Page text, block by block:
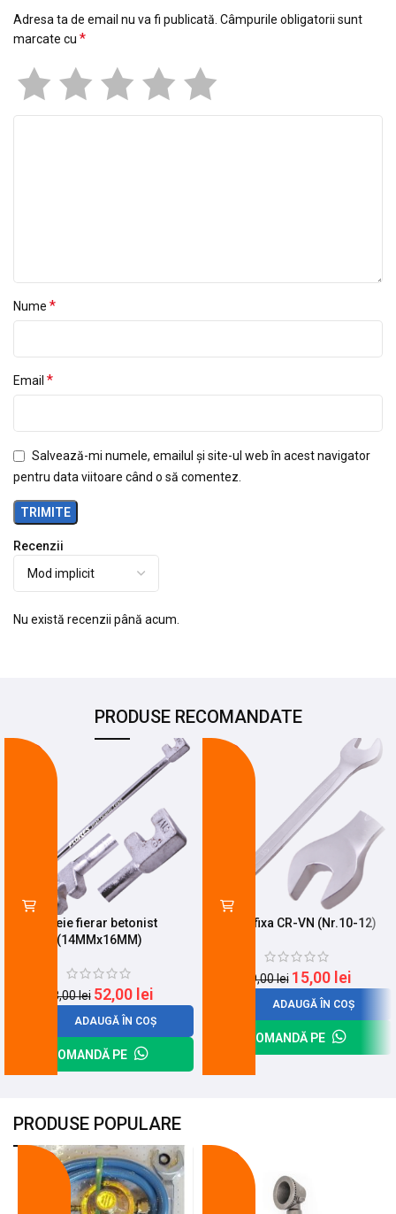
Recenzii
Nu există recenzii până acum.
Adresa ta de email nu va fi publicată. Câmpurile obligatorii sunt
marcate cu *
Nume *
Email *
Salvează-mi numele, emailul și site-ul web în acest navigator
pentru data viitoare când o să comentez.
PRODUSE RECOMANDATE
Cheie fierar betonist
(14MMx16MM)
68,00lei 52,00 lei
ADAUGĂ ÎN COȘ
COMANDĂ PE
Cheie fixa CR-VN (Nr.10-12)
19,00lei 15,00 lei
ADAUGĂ ÎN COȘ
COMANDĂ PE
PRODUSE POPULARE